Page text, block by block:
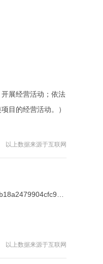
展经营活动；依法
目的经营活动。）
以上数据来源于互联网
https://www.shuididp.cn/yp-75e1b660b1db18a2479904cfc9fbe1c8.html
以上数据来源于互联网